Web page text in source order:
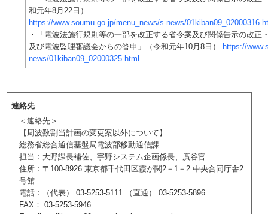
和元年8月22日）
https://www.soumu.go.jp/menu_news/s-news/
・「電波法施行規則等の一部を改正する省令案及び関係告示の改正
及び電波監理審議会からの答申」（令和元年10月8日）
https://
news/01kiban09_02000325.html
連絡先
＜連絡先＞
【周波数割当計画の変更案以外について】
総務省総合通信基盤局電波部移動通信課
担当：大野課長補佐、宇野システム企画係長、廣谷官
住所：〒100-8926 東京都千代田区霞が関2－1－2 中央合同庁舎2
号館
電話：（代表） 03-5253-5111 （直通） 03-5253-5896
FAX： 03-5253-5946